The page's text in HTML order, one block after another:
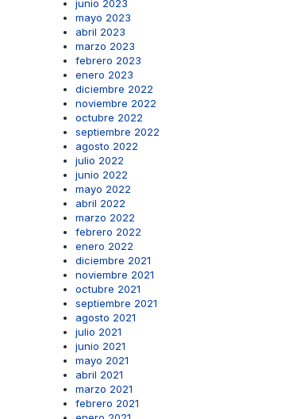
junio 2023
mayo 2023
abril 2023
marzo 2023
febrero 2023
enero 2023
diciembre 2022
noviembre 2022
octubre 2022
septiembre 2022
agosto 2022
julio 2022
junio 2022
mayo 2022
abril 2022
marzo 2022
febrero 2022
enero 2022
diciembre 2021
noviembre 2021
octubre 2021
septiembre 2021
agosto 2021
julio 2021
junio 2021
mayo 2021
abril 2021
marzo 2021
febrero 2021